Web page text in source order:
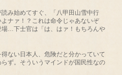
み始めてすぐ、「八甲田山雪中行
ナァ！？これは命令じゃあないぞ
場…下士官は「は、はァ！もちろんや
ない日本人、危険だと分かっていて
ず。そういうマインドが国民性なの